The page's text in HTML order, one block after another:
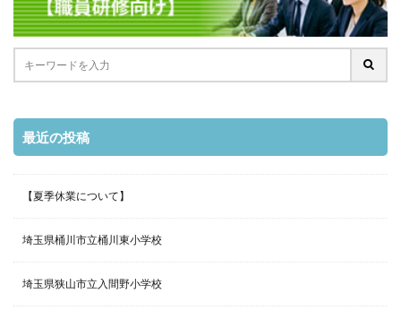
最近の投稿
【夏季休業について】
埼玉県桶川市立桶川東小学校
埼玉県狭山市立入間野小学校